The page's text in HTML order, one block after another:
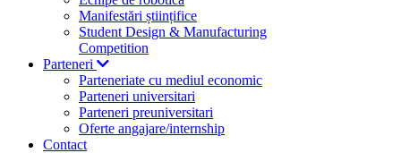
Manifestări științifice
Student Design & Manufacturing
Competition
Parteneri
Parteneriate cu mediul economic
Parteneri universitari
Parteneri preuniversitari
Oferte angajare/internship
Contact